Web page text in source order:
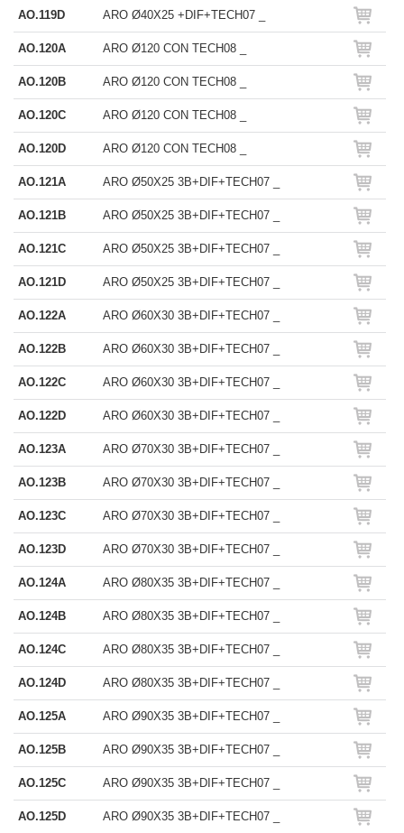
AO.119D ARO Ø40X25 +DIF+TECH07 _
AO.120A ARO Ø120 CON TECH08 _
AO.120B ARO Ø120 CON TECH08 _
AO.120C ARO Ø120 CON TECH08 _
AO.120D ARO Ø120 CON TECH08 _
AO.121A ARO Ø50X25 3B+DIF+TECH07 _
AO.121B ARO Ø50X25 3B+DIF+TECH07 _
AO.121C ARO Ø50X25 3B+DIF+TECH07 _
AO.121D ARO Ø50X25 3B+DIF+TECH07 _
AO.122A ARO Ø60X30 3B+DIF+TECH07 _
AO.122B ARO Ø60X30 3B+DIF+TECH07 _
AO.122C ARO Ø60X30 3B+DIF+TECH07 _
AO.122D ARO Ø60X30 3B+DIF+TECH07 _
AO.123A ARO Ø70X30 3B+DIF+TECH07 _
AO.123B ARO Ø70X30 3B+DIF+TECH07 _
AO.123C ARO Ø70X30 3B+DIF+TECH07 _
AO.123D ARO Ø70X30 3B+DIF+TECH07 _
AO.124A ARO Ø80X35 3B+DIF+TECH07 _
AO.124B ARO Ø80X35 3B+DIF+TECH07 _
AO.124C ARO Ø80X35 3B+DIF+TECH07 _
AO.124D ARO Ø80X35 3B+DIF+TECH07 _
AO.125A ARO Ø90X35 3B+DIF+TECH07 _
AO.125B ARO Ø90X35 3B+DIF+TECH07 _
AO.125C ARO Ø90X35 3B+DIF+TECH07 _
AO.125D ARO Ø90X35 3B+DIF+TECH07 _